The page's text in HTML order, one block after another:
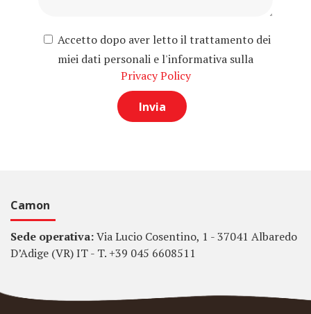
Accetto dopo aver letto il trattamento dei
miei dati personali e l'informativa sulla
Privacy Policy
Camon
Sede operativa:Via Lucio Cosentino, 1 - 37041 Albaredo
D’Adige (VR) IT - T. +39 045 6608511